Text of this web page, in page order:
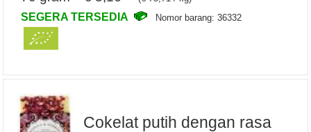
SEGERA TERSEDIA Nomor barang: 36332
Cokelat putih dengan rasa